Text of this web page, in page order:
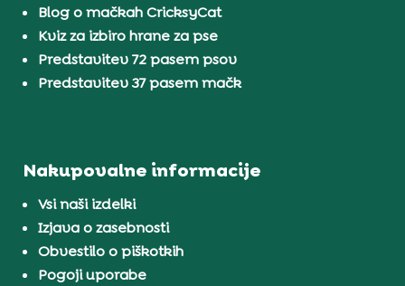
Blog o mačkah CricksyCat
Kviz za izbiro hrane za pse
Predstavitev 72 pasem psov
Predstavitev 37 pasem mačk
Nakupovalne informacije
Vsi naši izdelki
Izjava o zasebnosti
Obvestilo o piškotkih
Pogoji uporabe